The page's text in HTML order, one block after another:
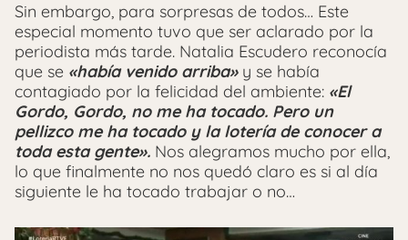
Sin embargo, para sorpresas de todos… Este
especial momento tuvo que ser aclarado por la
periodista más tarde. Natalia Escudero reconocía
que se «había venido arriba» y se había
contagiado por la felicidad del ambiente: «El
Gordo, Gordo, no me ha tocado. Pero un
pellizco me ha tocado y la lotería de conocer a
toda esta gente». Nos alegramos mucho por ella,
lo que finalmente no nos quedó claro es si al día
siguiente le ha tocado trabajar o no…